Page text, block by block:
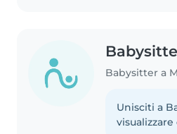
Babysitter a
Unisciti a